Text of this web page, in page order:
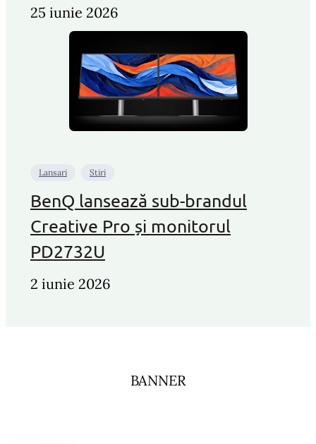
25 iunie 2026
Lansari Stiri
BenQ lansează sub-brandul
Creative Pro și monitorul
PD2732U
2 iunie 2026
BANNER